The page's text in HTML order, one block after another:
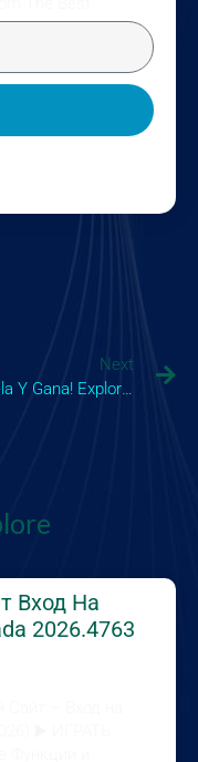
Next
¡Congela Y Gana! Explora Si Tus Destrezas En Un Ice Fishing Game Pueden Traducirse En Dinero Real Y
Вход На
2026.4763